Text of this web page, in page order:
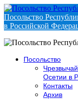
Посольство
в Российской
Посольство
Осетии в
Контакты
Архив